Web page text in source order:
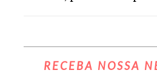
RECEBA NOSSA